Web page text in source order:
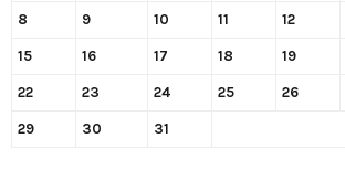
8 9 10 11 12
15 16 17 18 19
22 23 24 25 26
29 30 31